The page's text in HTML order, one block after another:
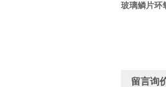
玻璃鳞片环
留言询